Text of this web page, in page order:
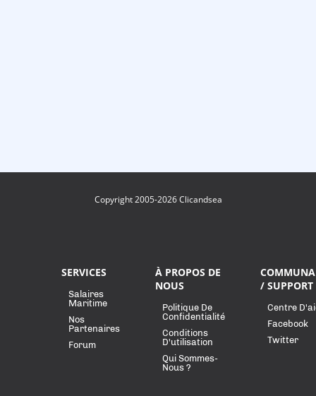
Copyright 2005-2026 Clicandsea
SERVICES
Salaires
Maritime
Nos
Partenaires
Forum
À PROPOS DE
NOUS
Politique De
Confidentialité
Conditions
D'utilisation
Qui Sommes-
Nous ?
/ SUPPORT
Centre
Facebook
Twitter